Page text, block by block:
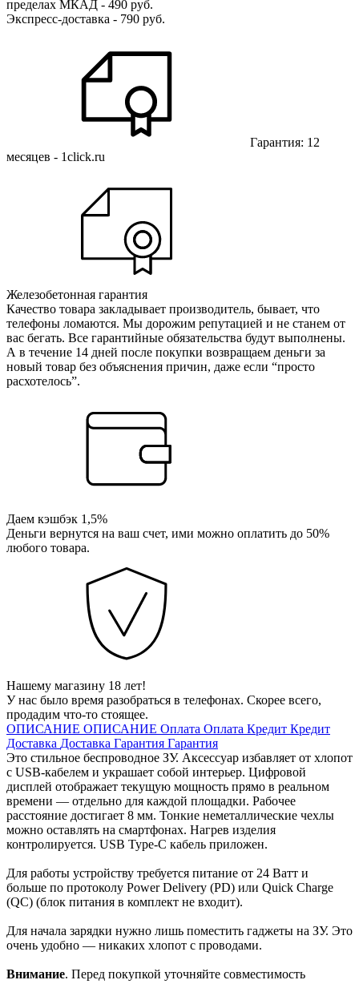
пределах МКАД - 490 руб.
Экспресс-доставка - 790 руб.
Гарантия: 12
месяцев - 1click.ru
Железобетонная гарантия
Качество товара закладывает производитель, бывает, что
телефоны ломаются. Мы дорожим репутацией и не станем от
вас бегать. Все гарантийные обязательства будут выполнены.
А в течение 14 дней после покупки возвращаем деньги за
новый товар без объяснения причин, даже если “просто
расхотелось”.
Даем кэшбэк 1,5%
Деньги вернутся на ваш счет, ими можно оплатить до 50%
любого товара.
Нашему магазину 18 лет!
У нас было время разобраться в телефонах. Скорее всего,
продадим что-то стоящее.
ОПИСАНИЕ ОПИСАНИЕ Оплата Оплата Кредит Кредит
Доставка Доставка Гарантия Гарантия
Это стильное беспроводное ЗУ. Аксессуар избавляет от хлопот
с USB-кабелем и украшает собой интерьер. Цифровой
дисплей отображает текущую мощность прямо в реальном
времени — отдельно для каждой площадки. Рабочее
расстояние достигает 8 мм. Тонкие неметаллические чехлы
можно оставлять на смартфонах. Нагрев изделия
контролируется. USB Type-C кабель приложен.
Для работы устройству требуется питание от 24 Ватт и
больше по протоколу Power Delivery (PD) или Quick Charge
(QC) (блок питания в комплект не входит).
Для начала зарядки нужно лишь поместить гаджеты на ЗУ. Это
очень удобно — никаких хлопот с проводами.
Внимание. Перед покупкой уточняйте совместимость